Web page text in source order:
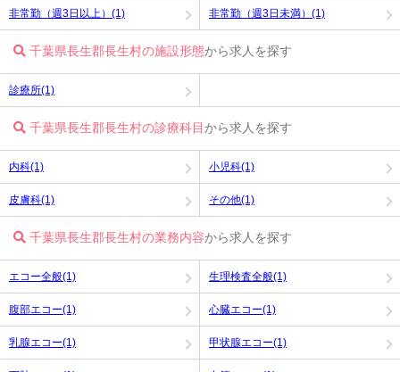
非常勤（週3日以上）(1) 非常勤（週3日未満）(1)
千葉県長生郡長生村の施設形態から求人を探す
診療所(1)
千葉県長生郡長生村の診療科目から求人を探す
内科(1) 小児科(1)
皮膚科(1) その他(1)
千葉県長生郡長生村の業務内容から求人を探す
エコー全般(1) 生理検査全般(1)
腹部エコー(1) 心臓エコー(1)
乳腺エコー(1) 甲状腺エコー(1)